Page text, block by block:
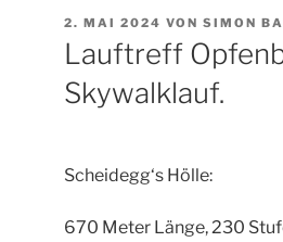
VERÖFFENTLICHT
AM
2. MAI 2024 VON SIMON
Lauftreff
Skywalklauf.
Scheidegg‘s Hölle:
670 Meter Länge, 230